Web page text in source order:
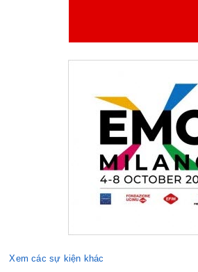
Xem các sự kiện khác